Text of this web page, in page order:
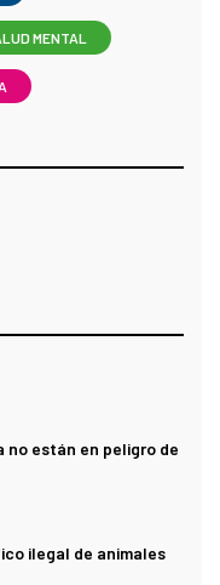
MENTAL
no están en peligro de
ilegal de animales